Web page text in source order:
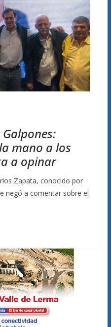
mano a los
a opinar
Zapata, conocido por
negó a comentar sobre el